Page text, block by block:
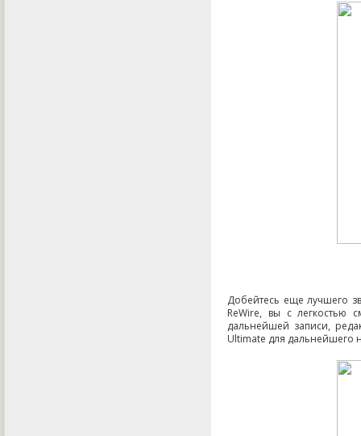
Добейтесь еще лучшего
ReWire, вы с легкостью
дальнейшей записи,
Ultimate для дальнейшего